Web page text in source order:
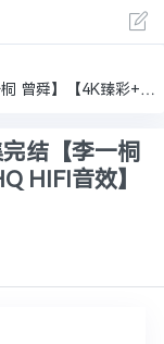
【国剧】云秀行（2026）36集完结【李一桐 曾舜】【4K臻彩+SDR高码率HQ HIFI音效】【共266GB】
结【李一桐
HIFI音效】